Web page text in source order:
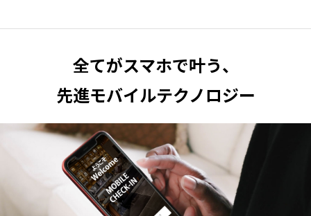
全てがスマホで叶う、
先進モバイルテクノロジー